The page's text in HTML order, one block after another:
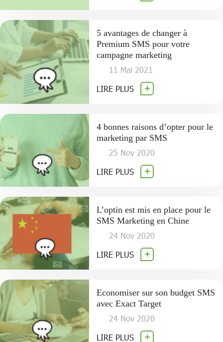
5 avantages de changer à
Premium SMS pour votre
campagne marketing
11 Mai 2021
LIRE PLUS
4 bonnes raisons d’opter pour le
marketing par SMS
25 Nov 2020
LIRE PLUS
L’optin est mis en place pour le
SMS Marketing en Chine
24 Nov 2020
LIRE PLUS
Economiser sur son budget SMS
avec Exact Target
24 Nov 2020
LIRE PLUS